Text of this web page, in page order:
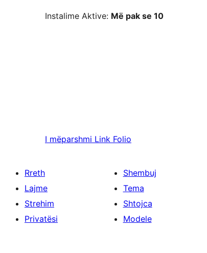
Instalime Aktive: Më pak se 10
I mëparshmi Link Folio
Rreth
Lajme
Strehim
Privatësi
Shembuj
Tema
Shtojca
Modele